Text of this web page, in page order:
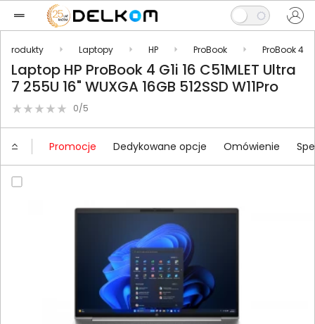
Produkty Laptopy HP ProBook ProBook 4
Laptop HP ProBook 4 G1i 16 C51MLET Ultra
7 255U 16" WUXGA 16GB 512SSD W11Pro
0/5
Promocje Dedykowane opcje Omówienie